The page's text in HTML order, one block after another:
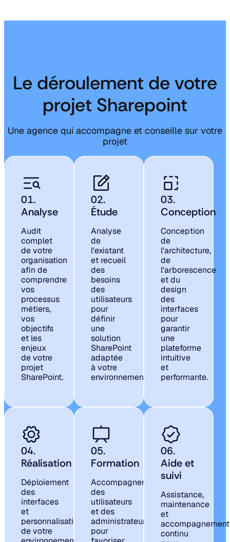
Le déroulement de votre
projet Sharepoint
Une agence qui accompagne et conseille sur votre
projet
01.
Analyse
Audit
complet
de votre
organisation
afin de
comprendre
vos
processus
métiers,
vos
objectifs
et les
enjeux
de votre
projet
SharePoint.
02.
Étude
Analyse
de
l'existant
et recueil
des
besoins
des
utilisateurs
pour
définir
une
solution
SharePoint
adaptée
à votre
environnement.
03.
Conception
Conception
de
l'architecture,
de
l'arborescence
et du
design
des
interfaces
pour
garantir
une
plateforme
intuitive
et
performante.
04.
Réalisation
Déploiement
des
interfaces
et
personnalisation
de votre
05.
Formation
Accompagnement
des
utilisateurs
et des
administrateurs
pour
06.
Aide et
suivi
Assistance,
maintenance
et
accompagnement
continu